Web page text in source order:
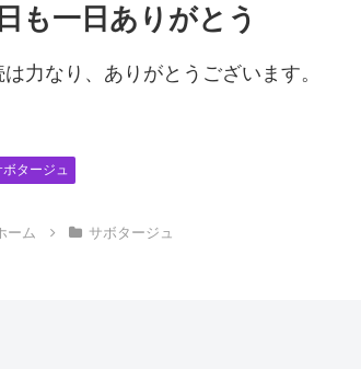
も一日ありがとう
は力なり、ありがとうございます。
ボタージュ
ーム サボタージュ